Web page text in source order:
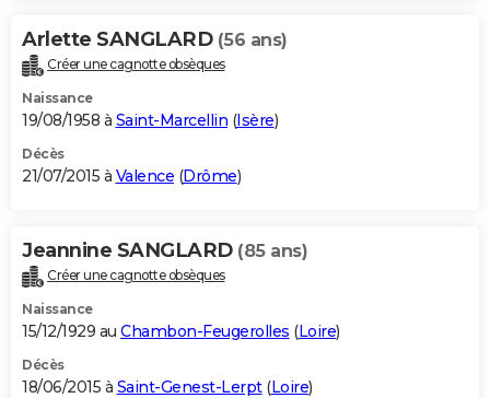
Arlette SANGLARD (56 ans)
Créer une cagnotte obsèques
Naissance
19/08/1958 à Saint-Marcellin (Isère)
Décès
21/07/2015 à Valence (Drôme)
Jeannine SANGLARD (85 ans)
Créer une cagnotte obsèques
Naissance
15/12/1929 au Chambon-Feugerolles (Loire)
Décès
18/06/2015 à Saint-Genest-Lerpt(Loire)